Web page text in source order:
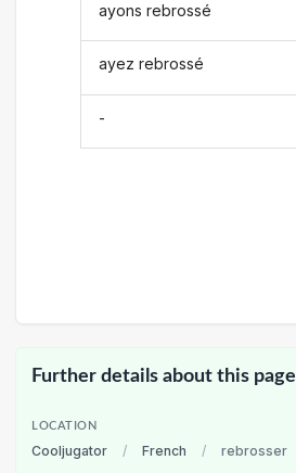
ayons rebrossé
ayez rebrossé
-
Further details about this page
LOCATION
Cooljugator / French / rebrosser